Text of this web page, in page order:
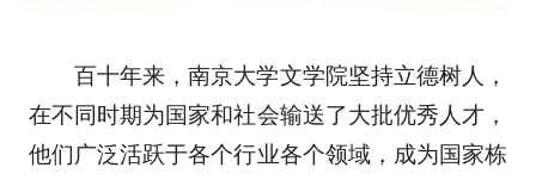
百十年来，南京大学文学院坚持立德树人，
在不同时期为国家和社会输送了大批优秀人才，
他们广泛活跃于各个行业各个领域，成为国家栋